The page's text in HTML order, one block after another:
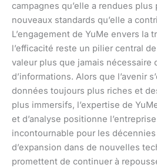
campagnes qu’elle a rendues
nouveaux standards qu’elle a
L’engagement de YuMe envers la
l’efficacité reste un pilier central
valeur plus que jamais nécessaire
d’informations. Alors que l’avenir
données toujours plus riches et
plus immersifs, l’expertise de
et d’analyse positionne
incontournable pour les
d’expansion dans de nouvelles
promettent de continuer à